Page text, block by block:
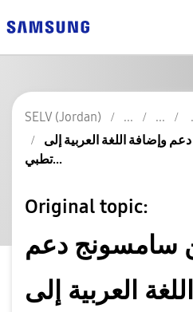
SELV (Jordan)
وإضافة اللغة العربية إلى
تطبي...
Original topic:
سامسونج دعم
العربية إلى